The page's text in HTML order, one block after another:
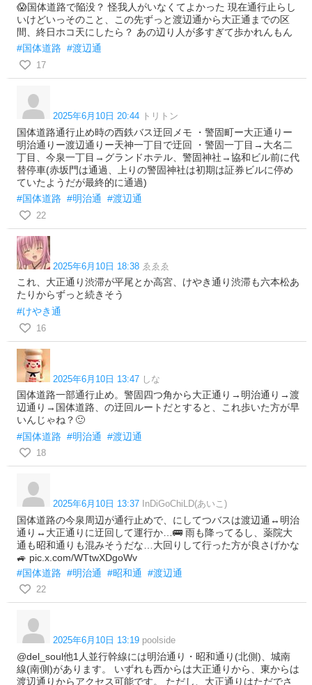
😱国体道路で陥没？ 怪我人がいなくてよかった 現在通行止らし
いけどいっそのこと、この先ずっと渡辺通から大正通までの区
間、終日ホコ天にしたら？ あの辺り人が多すぎて歩かれんもん
#国体道路 #渡辺通
17
2025年6月10日 20:44 トリトン
国体道路通行止め時の西鉄バス迂回メモ ・警固町ー大正通りー
明治通りー渡辺通りー天神一丁目で迂回 ・警固一丁目→大名二
丁目、今泉一丁目→グランドホテル、警固神社→協和ビル前に代
替停車(赤坂門は通過、上りの警固神社は初期は証券ビルに停め
ていたようだが最終的に通過)
#国体道路 #明治通 #渡辺通
22
2025年6月10日 18:38 ゑゑゑ
これ、大正通り渋滞が平尾とか高宮、けやき通り渋滞も六本松あ
たりからずっと続きそう
#けやき通
16
2025年6月10日 13:47 しな
国体道路一部通行止め。警固四つ角から大正通り→明治通り→渡
辺通り→国体道路、の迂回ルートだとすると、これ歩いた方が早
いんじゃね？🙂
#国体道路 #明治通 #渡辺通
18
2025年6月10日 13:37 InDiGoChiLD(あいこ)
国体道路の今泉周辺が通行止めで、にしてつバスは渡辺通↔︎明治
通り↔︎大正通りに迂回して運行か…🚌 雨も降ってるし、薬院大
通も昭和通りも混みそうだな…大回りして行った方が良さげかな
🚙 pic.x.com/WTtwXDgoWv
#国体道路 #明治通 #昭和通 #渡辺通
22
2025年6月10日 13:19 poolside
@del_soul他1人並行幹線には明治通り・昭和通り(北側)、城南
線(南側)があります。 いずれも西からは大正通りから、東からは
渡辺通りからアクセス可能です。 ただし、大正通りはただでさ